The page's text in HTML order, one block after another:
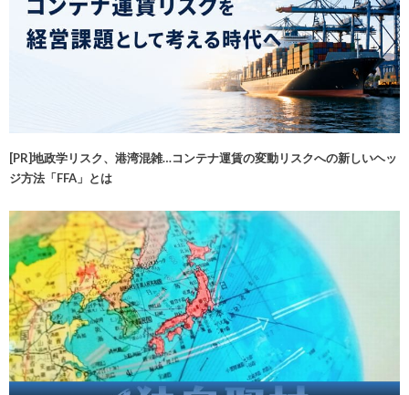
[PR]地政学リスク、港湾混雑…コンテナ運賃の変動リスクへの新しいヘッ
ジ方法「FFA」とは